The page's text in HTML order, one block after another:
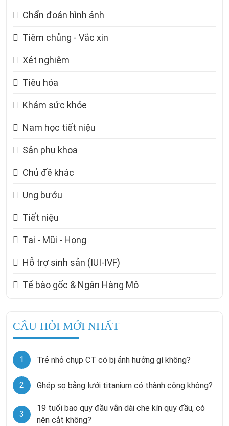
Chẩn đoán hình ảnh
Tiêm chủng - Vắc xin
Xét nghiệm
Tiêu hóa
Khám sức khỏe
Nam học tiết niệu
Sản phụ khoa
Chủ đề khác
Ung bướu
Tiết niệu
Tai - Mũi - Họng
Hỗ trợ sinh sản (IUI-IVF)
Tế bào gốc & Ngân Hàng Mô
CÂU HỎI MỚI NHẤT
1 Trẻ nhỏ chụp CT có bị ảnh hưởng gì không?
2 Ghép sọ bằng lưới titanium có thành công không?
3
19 tuổi bao quy đầu vẫn dài che kín quy đầu, có
nên cắt không?